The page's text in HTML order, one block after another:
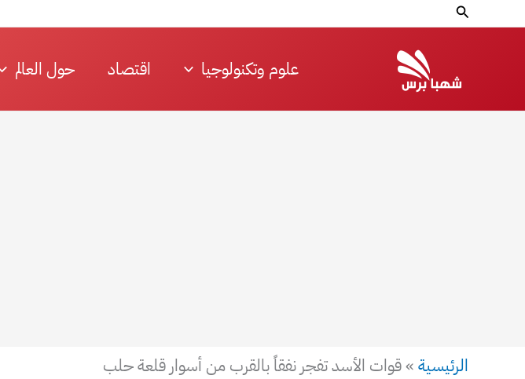
البحث
علوم وتكنولوجيا اقتصاد حول العالم
الرئيسية»قوات الأسد تفجر نفقاً بالقرب من أسوار قلعة حلب